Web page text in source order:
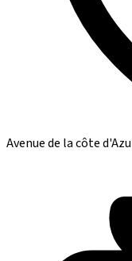
Avenue de la côte